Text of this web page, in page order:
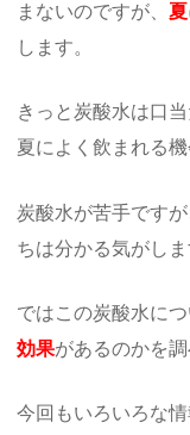
まないのですが、夏
します。
きっと炭酸水は口
夏によく飲まれる
炭酸水が苦手です
ちは分かる気がしま
ではこの炭酸水に
効果があるのかを調
今回もいろいろな